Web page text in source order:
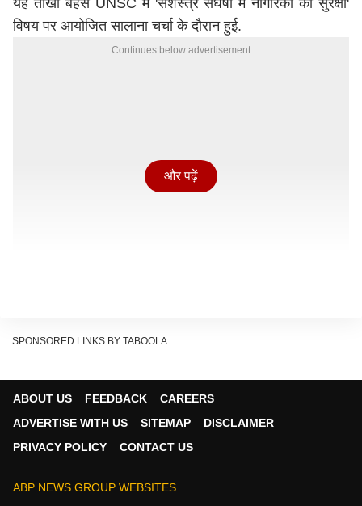
यह तीखी बहस UNSC में 'सशस्त्र संघर्षों में नागरिकों की सुरक्षा'
विषय पर आयोजित सालाना चर्चा के दौरान हुई.
Continues below advertisement
बेनकाब कर दिया. बैठक के दौरान जब पाकिस्तानी प्रतिनिधि ने
और पढ़ें
SPONSORED LINKS BY TABOOLA
ABOUT US FEEDBACK
CAREERS
ADVERTISE WITH US
SITEMAP
DISCLAIMER
PRIVACY POLICY
CONTACT US
ABP NEWS GROUP WEBSITES